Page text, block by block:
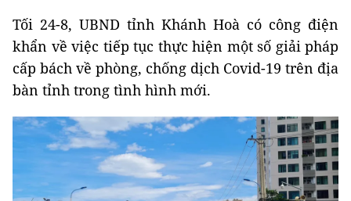
Tối 24-8, UBND tỉnh Khánh Hoà có công điện
khẩn về việc tiếp tục thực hiện một số giải pháp
cấp bách về phòng, chống dịch Covid-19 trên địa
bàn tỉnh trong tình hình mới.